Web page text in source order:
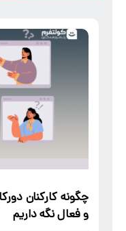
چگونه کارکنان
و فعال نگه داریم